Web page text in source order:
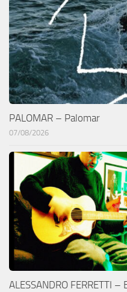
PALOMAR – Palomar
07/08/2026
ALESSANDRO FERRETTI